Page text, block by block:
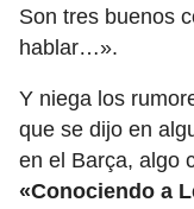
Son tres buenos
hablar…».
Y niega los
que se dijo en
en el Barça, algo
«Conociendo a